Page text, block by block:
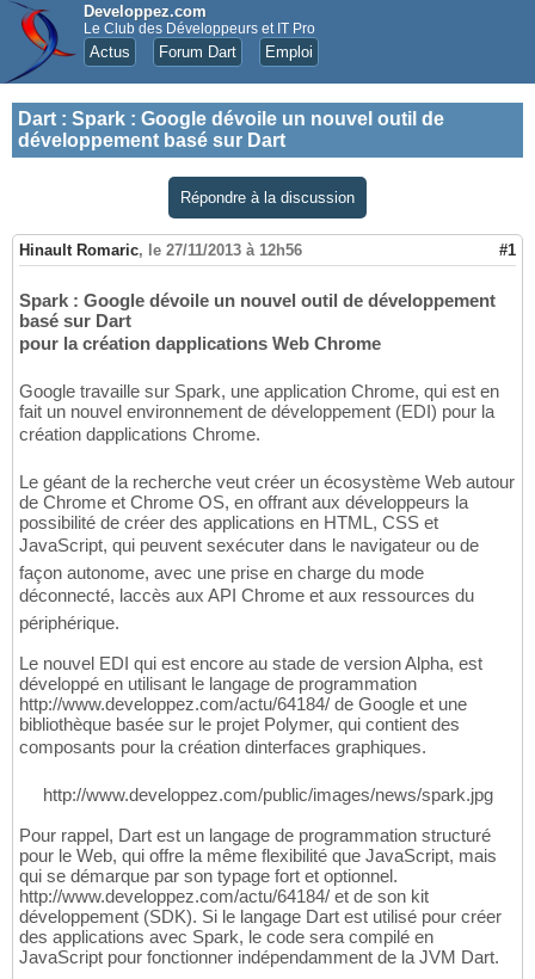
Developpez.com
Le Club des Développeurs et IT Pro
Actus Forum Dart Emploi
Dart : Spark : Google dévoile un nouvel outil de
développement basé sur Dart
Répondre à la discussion
Hinault Romaric, le 27/11/2013 à 12h56 #1
Spark : Google dévoile un nouvel outil de développement
basé sur Dart
pour la création dapplications Web Chrome
Google travaille sur Spark, une application Chrome, qui est en
fait un nouvel environnement de développement (EDI) pour la
création dapplications Chrome.
Le géant de la recherche veut créer un écosystème Web autour
de Chrome et Chrome OS, en offrant aux développeurs la
possibilité de créer des applications en HTML, CSS et
JavaScript, qui peuvent sexécuter dans le navigateur ou de
façon autonome, avec une prise en charge du mode
déconnecté, laccès aux API Chrome et aux ressources du
périphérique.
Le nouvel EDI qui est encore au stade de version Alpha, est
développé en utilisant le langage de programmation
http://www.developpez.com/actu/64184/ de Google et une
bibliothèque basée sur le projet Polymer, qui contient des
composants pour la création dinterfaces graphiques.
http://www.developpez.com/public/images/news/spark.jpg
Pour rappel, Dart est un langage de programmation structuré
pour le Web, qui offre la même flexibilité que JavaScript, mais
qui se démarque par son typage fort et optionnel.
http://www.developpez.com/actu/64184/ et de son kit
développement (SDK). Si le langage Dart est utilisé pour créer
des applications avec Spark, le code sera compilé en
JavaScript pour fonctionner indépendamment de la JVM Dart.